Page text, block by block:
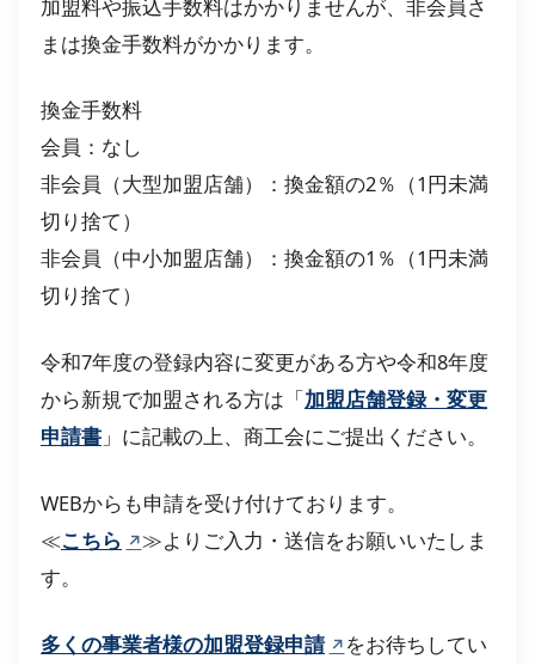
加盟料や振込手数料はかかりませんが、非会員さ
まは換金手数料がかかります。
換金手数料
会員：なし
非会員（大型加盟店舗）：換金額の2％（1円未満
切り捨て）
非会員（中小加盟店舗）：換金額の1％（1円未満
切り捨て）
令和7年度の登録内容に変更がある方や令和8年度
から新規で加盟される方は「加盟店舗登録・変更
申請書 」に記載の上、商工会にご提出ください。
WEBからも申請を受け付けております。
≪こちら
≫よりご入力・送信をお願いいたしま
す。
多くの事業者様の加盟登録申請
をお待ちしてい